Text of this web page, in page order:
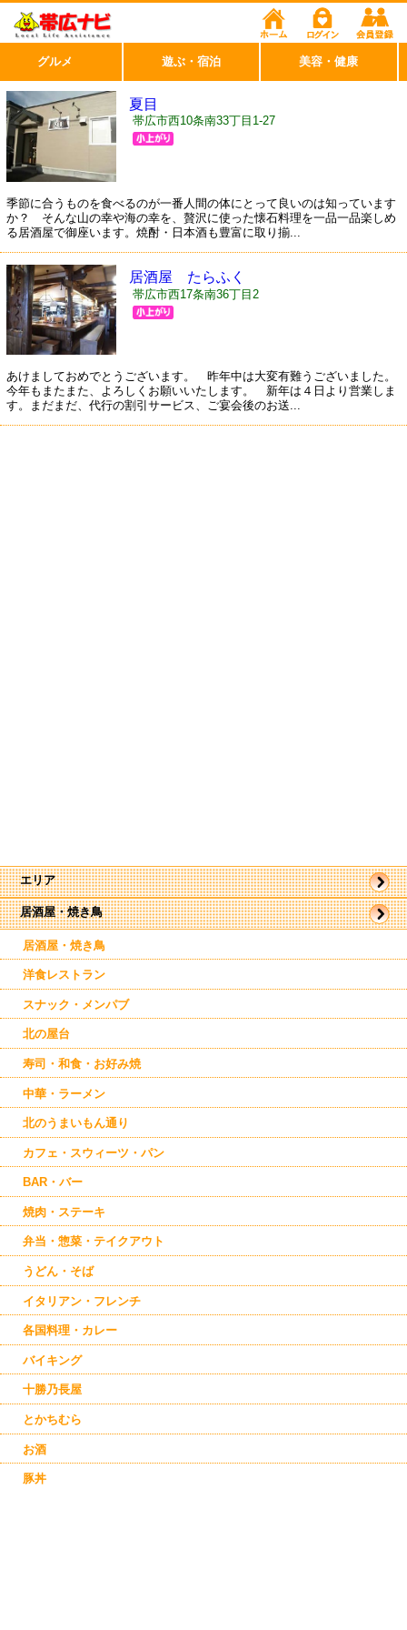
居酒屋・焼き鳥
居酒屋・焼き鳥
洋食レストラン
スナック・メンパブ
北の屋台
寿司・和食・お好み焼
中華・ラーメン
北のうまいもん通り
カフェ・スウィーツ・パン
BAR・バー
焼肉・ステーキ
弁当・惣菜・テイクアウト
うどん・そば
イタリアン・フレンチ
各国料理・カレー
バイキング
十勝乃長屋
とかちむら
お酒
豚丼
エリア
帯広市
駅近郊
駅周辺
東帯広
西帯広
南帯広
音更
池田
夏目
帯広市西10条南33丁目1-27
季節に合うものを食べるのが一番人間の体にとって良いのは知っています
か？ そんな山の幸や海の幸を、贅沢に使った懐石料理を一品一品楽しめ
る居酒屋で御座います。焼酎・日本酒も豊富に取り揃...
居酒屋 たらふく
帯広市西17条南36丁目2
あけましておめでとうございます。 昨年中は大変有難うございました。
今年もまたまた、よろしくお願いいたします。 新年は４日より営業しま
す。まだまだ、代行の割引サービス、ご宴会後のお送...
グルメ 遊ぶ・宿泊 美容・健康